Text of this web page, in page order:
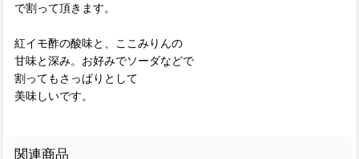
で割って頂きます。
紅イモ酢の酸味と、ここみりんの
甘味と深み。お好みでソーダなどで
割ってもさっぱりとして
美味しいです。
関連商品